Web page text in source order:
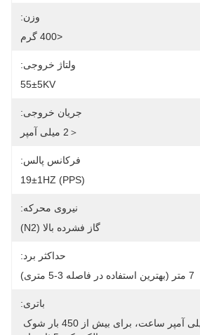
وزن:
<400 گرم
ولتاژ خروجی:
55±5KV
جریان خروجی:
＜2 میلی آمپر
فرکانس پالس:
19±1HZ (PPS)
نیروی محرکه:
گاز فشرده بالا (N2)
حداکثر برد:
7 متر (بهترین استفاده در فاصله 3-5 متری)
باتری: